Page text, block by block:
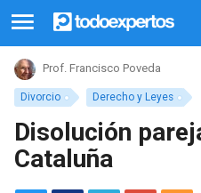
Divorcio Derecho y Leyes
Prof. Francisco Poveda
Disolución
Cataluña